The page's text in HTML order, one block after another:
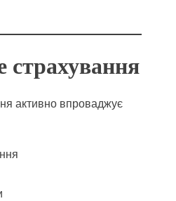
страхування
активно впроваджує